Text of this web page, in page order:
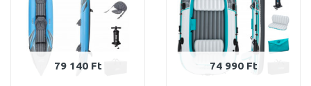
79 140 Ft 74 990 Ft